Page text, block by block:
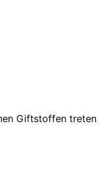
Giftstoffen treten